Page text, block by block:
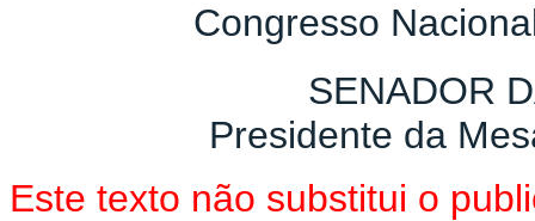
Congresso
SENADOR
Presidente da
Este texto não substitui o